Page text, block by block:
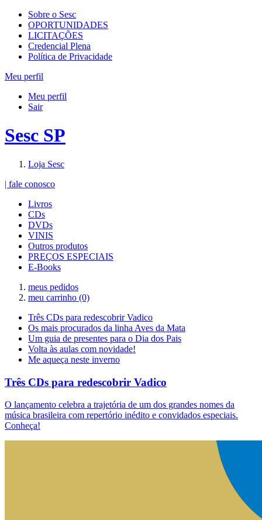
Sobre o Sesc
OPORTUNIDADES
LICITAÇÕES
Credencial Plena
Política de Privacidade
Meu perfil
Meu perfil
Sair
Sesc SP
Loja Sesc
| fale conosco
Livros
CDs
DVDs
VINIS
Outros produtos
PREÇOS ESPECIAIS
E-Books
meus pedidos
meu carrinho (0)
Três CDs para redescobrir Vadico
Os mais procurados da linha Aves da Mata
Um guia de presentes para o Dia dos Pais
Volta às aulas com novidade!
Me aqueça neste inverno
Três CDs para redescobrir Vadico
O lançamento celebra a trajetória de um dos grandes nomes da
música brasileira com repertório inédito e convidados especiais.
Conheça!